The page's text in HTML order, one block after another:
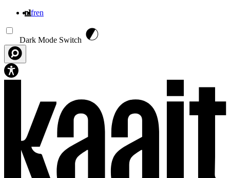
nlfren
Dark Mode Switch